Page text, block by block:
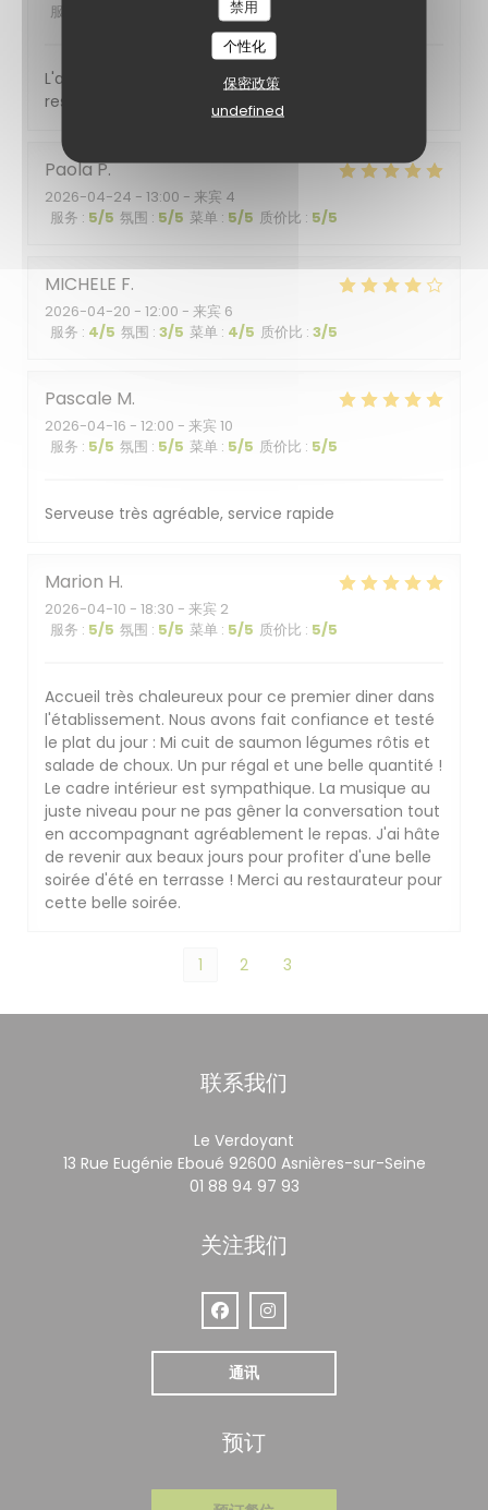
禁用
个性化
保密政策
undefined
服务
5/5
L'accueil, les plats oroposes, l'ambiance du
restaurant
PaolaP
2026-04-24 - 13:00 - 来宾 4
服务 : 5/5 氛围 : 5/5 菜单 : 5/5 质价比 : 5/5
MICHELE F
2026-04-20 - 12:00 - 来宾 6
服务 : 4/5 氛围 : 3/5 菜单 : 4/5 质价比 : 3/5
Pascale M
2026-04-16 - 12:00 - 来宾 10
服务 : 5/5 氛围 : 5/5 菜单 : 5/5 质价比 : 5/5
Serveuse très agréable, service rapide
Marion H
2026-04-10 - 18:30 - 来宾 2
服务 : 5/5 氛围 : 5/5 菜单 : 5/5 质价比 : 5/5
Accueil très chaleureux pour ce premier diner dans
l'établissement. Nous avons fait confiance et testé
le plat du jour : Mi cuit de saumon légumes rôtis et
salade de choux. Un pur régal et une belle quantité !
Le cadre intérieur est sympathique. La musique au
juste niveau pour ne pas gêner la conversation tout
en accompagnant agréablement le repas. J'ai hâte
de revenir aux beaux jours pour profiter d'une belle
soirée d'été en terrasse ! Merci au restaurateur pour
cette belle soirée.
1 2 3
联系我们
Le Verdoyant
13 Rue Eugénie Eboué 92600 Asnières-sur-Seine((在新
01 88 94 97 93
关注我们
Facebook ((在新窗口中打开))
Instagram ((在新窗口中打开))
通讯
预订